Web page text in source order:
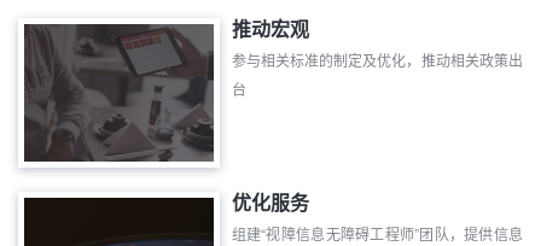
推动宏观
参与相关标准的制定及优化，推动相关政策出
台
优化服务
组建“视障信息无障碍工程师”团队，提供信息